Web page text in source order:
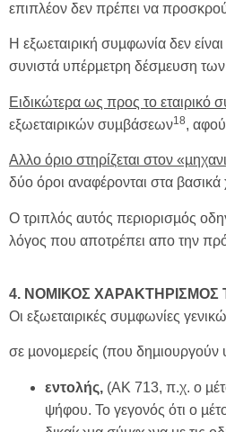
επιπλέον δεν πρέπει να
Η εξωεταιρική συµφωνία δεν
συνιστά υπέρµετρη δέσµευση
Ειδικώτερα ως προς το εταιρικό
εξωεταιρικών συµβάσεων18,
Αλλο όριο στηρίζεται στον
δύο όροι αναφέρονται στα βασικά
Ο τριπλός αυτός περιορισµός
λόγος που αποτρέπει απο την
4. ΝΟΜΙΚΟΣ ΧΑΡΑΚΤΗΡΙΣΜΟΣ
Οι εξωεταιρικές συµφωνίες
σε µονοµερείς (που
εντολής, (ΑΚ 713, π.χ. ο
ψήφου. Το γεγονός ότι ο